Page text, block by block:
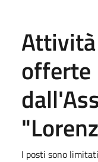
offerte
I posti sono limitati